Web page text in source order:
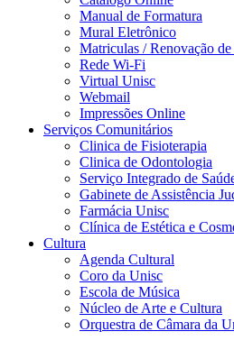
Manual de Formatura
Mural Eletrônico
Matriculas / Renovação
Rede Wi-Fi
Virtual Unisc
Webmail
Impressões Online
Serviços Comunitários
Clinica de Fisioterapia
Clinica de Odontologia
Serviço Integrado de
Gabinete de Assistência
Farmácia Unisc
Clínica de Estética e
Cultura
Agenda Cultural
Coro da Unisc
Escola de Música
Núcleo de Arte e Cultura
Orquestra de Câmara da